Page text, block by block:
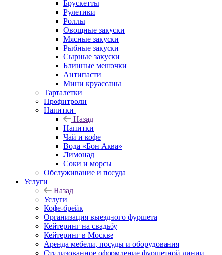
Брускетты
Рулетики
Роллы
Овощные закуски
Мясные закуски
Рыбные закуски
Сырные закуски
Блинные мешочки
Антипасти
Мини круассаны
Тарталетки
Профитроли
Напитки
Назад
Напитки
Чай и кофе
Вода «Бон Аква»
Лимонад
Соки и морсы
Обслуживание и посуда
Услуги
Назад
Услуги
Кофе-брейк
Организация выездного фуршета
Кейтеринг на свадьбу
Кейтеринг в Москве
Аренда мебели, посуды и оборудования
Стилизованное оформление фуршетной линии